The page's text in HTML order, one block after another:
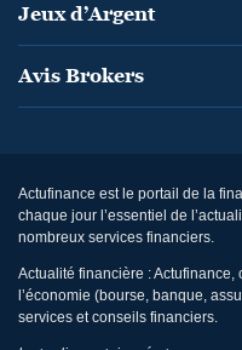
Jeux d’Argent
Avis Brokers
Actufinance est le portail de la
chaque jour l’essentiel de
nombreux services financiers.
Actualité financière : Actufinance,
l’économie (bourse, banque,
services et conseils financiers.